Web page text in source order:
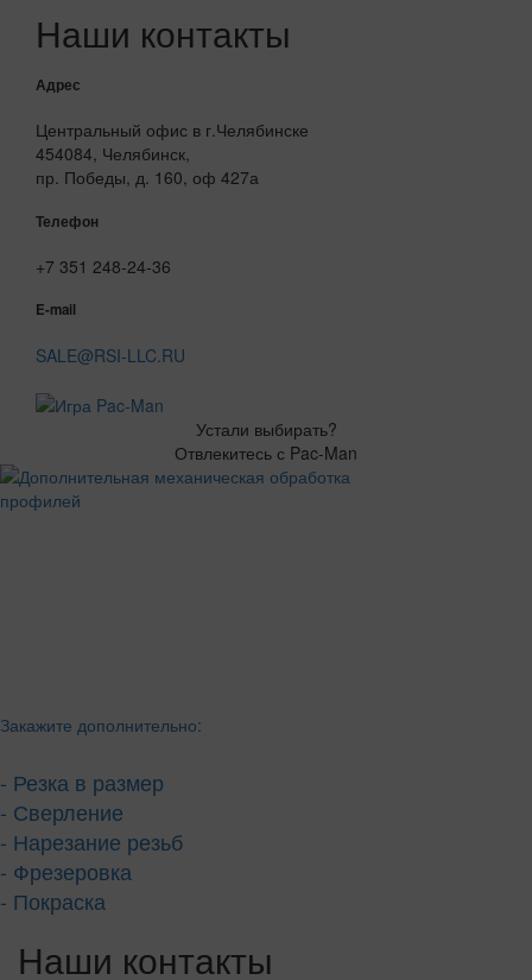
Наши контакты
Адрес
Центральный офис в г.Челябинске
454084, Челябинск,
пр. Победы, д. 160, оф 427а
Телефон
+7 351 248-24-36
E-mail
SALE@RSI-LLC.RU
Устали выбирать?
Отвлекитесь с Pac-Man
Закажите дополнительно:
- Резка в размер
- Сверление
- Нарезание резьб
- Фрезеровка
- Покраска
Наши контакты